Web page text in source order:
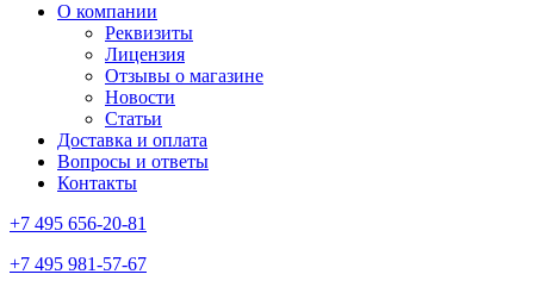
О компании
Реквизиты
Лицензия
Отзывы о магазине
Новости
Статьи
Доставка и оплата
Вопросы и ответы
Контакты
+7 495 656-20-81
+7 495 981-57-67